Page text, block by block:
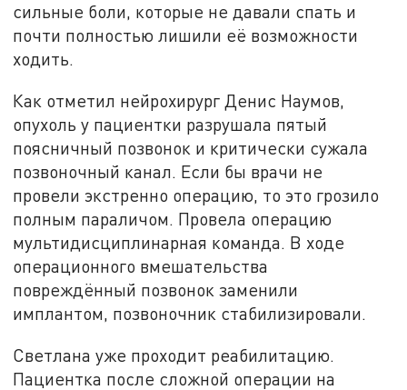
сильные боли, которые не давали спать и
почти полностью лишили её возможности
ходить.
Как отметил нейрохирург Денис Наумов,
опухоль у пациентки разрушала пятый
поясничный позвонок и критически сужала
позвоночный канал. Если бы врачи не
провели экстренно операцию, то это грозило
полным параличом. Провела операцию
мультидисциплинарная команда. В ходе
операционного вмешательства
повреждённый позвонок заменили
имплантом, позвоночник стабилизировали.
Светлана уже проходит реабилитацию.
Пациентка после сложной операции на